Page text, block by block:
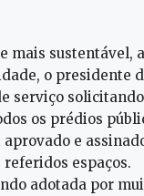
mais sustentável,
o presidente
serviço
os prédios
e
espaços.
adotada por